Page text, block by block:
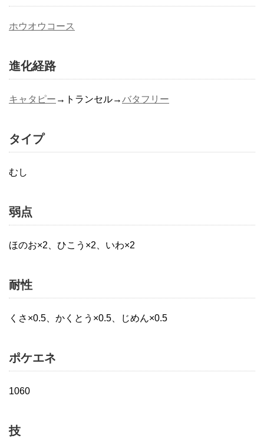
ホウオウコース
進化経路
キャタピー →トランセル→バタフリー
タイプ
むし
弱点
ほのお×2、ひこう×2、いわ×2
耐性
くさ×0.5、かくとう×0.5、じめん×0.5
ポケエネ
1060
技